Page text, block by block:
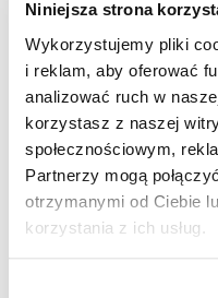
Niniejsza strona
Wykorzystujemy pliki
i reklam, aby oferować
analizować ruch w
korzystasz z naszej
społecznościowym,
Partnerzy mogą
otrzymanymi od Ciebie
korzystania z ich usług.